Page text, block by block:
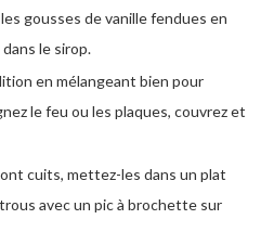
les gousses de vanille fendues en
le sirop.
en mélangeant bien pour
le feu ou les plaques, couvrez et
cuits, mettez-les dans un plat
avec un pic à brochette sur